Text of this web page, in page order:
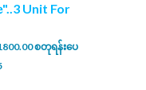
Unit For
စတုရန်းပေ